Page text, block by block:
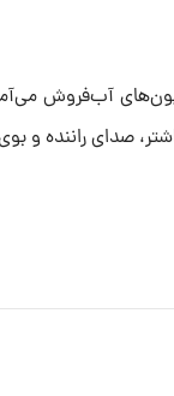
آب‌فروش
صدای راننده